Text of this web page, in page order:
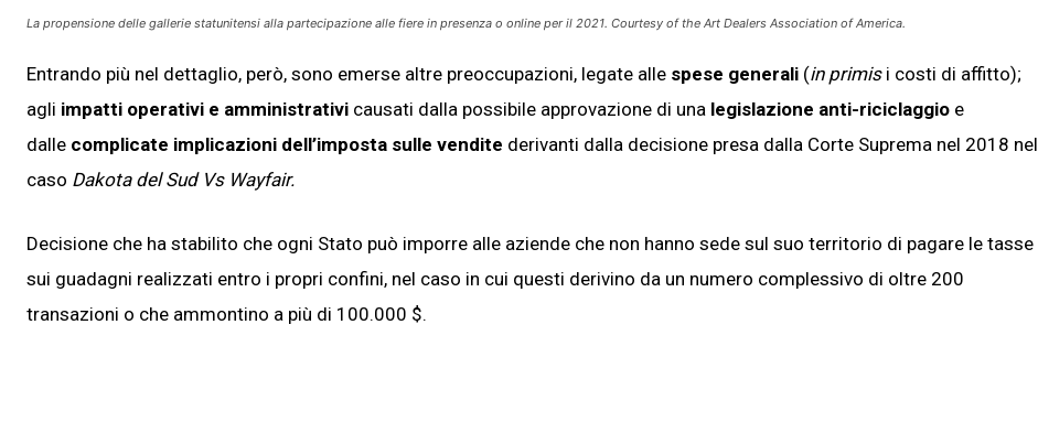
La propensione delle gallerie statunitensi alla partecipazione alle fiere in presenza o online per il 2021. Courtesy of the Art Dealers Association of America.
Entrando più nel dettaglio, però, sono emerse altre preoccupazioni, legate alle spese generali (in primisi costi di affitto);
agli impatti operativi e amministrativi causati dalla possibile approvazione di una legislazione anti-riciclaggio e
dalle complicate implicazioni dell’imposta sulle vendite derivanti dalla decisione presa dalla Corte Suprema nel 2018 nel
caso Dakota del Sud Vs Wayfair.
Decisione che ha stabilito che ogni Stato può imporre alle aziende che non hanno sede sul suo territorio di pagare le tasse
sui guadagni realizzati entro i propri confini, nel caso in cui questi derivino da un numero complessivo di oltre 200
transazioni o che ammontino a più di 100.000 $.